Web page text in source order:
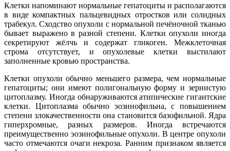
Клетки напоминают нормальные гепатоциты и располагаются
в виде компактных пальцевидных отростков или солидных
трабекул. Сходство опухоли с нормальной печёночной тканью
бывает выражено в разной степени. Клетки опухоли иногда
секретируют жёлчь и содержат гликоген. Межклеточная
строма отсутствует, и опухолевые клетки выстилают
заполненные кровью пространства.
Клетки опухоли обычно меньшего размера, чем нормальные
гепатоциты; они имеют полигональную форму и зернистую
цитоплазму. Иногда обнаруживаются атипические гигантские
клетки. Цитоплазма обычно эозинофильна, с повышением
степени злокачественности она становится базофильной. Ядра
гиперхромные, разных размеров. Иногда встречаются
преимущественно эозинофильные опухоли. В центре опухоли
часто отмечаются очаги некроза. Ранним признаком является